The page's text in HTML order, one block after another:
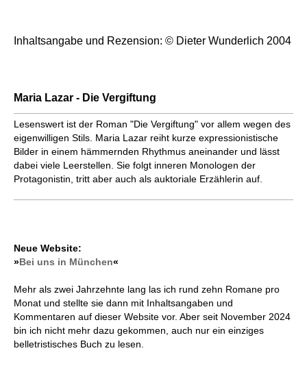
Inhaltsangabe und Rezension: © Dieter Wunderlich 2004
Maria Lazar - Die Vergiftung
Lesenswert ist der Roman "Die Vergiftung" vor allem wegen des
eigenwilligen Stils. Maria Lazar reiht kurze expressionistische
Bilder in einem hämmernden Rhythmus aneinander und lässt
dabei viele Leerstellen. Sie folgt inneren Monologen der
Protagonistin, tritt aber auch als auktoriale Erzählerin auf.
Neue Website:
»Bei uns in München«
Mehr als zwei Jahrzehnte lang las ich rund zehn Romane pro
Monat und stellte sie dann mit Inhaltsangaben und
Kommentaren auf dieser Website vor. Aber seit November 2024
bin ich nicht mehr dazu gekommen, auch nur ein einziges
belletristisches Buch zu lesen.